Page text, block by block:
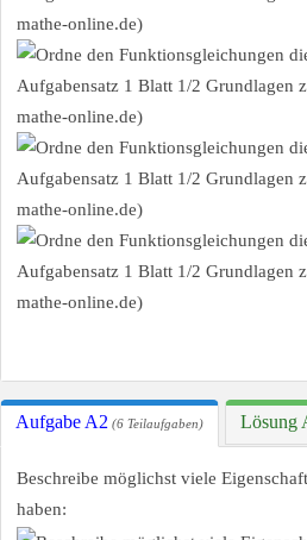
Aufgabe A2 (6 Teilaufgaben) Lösung
Beschreibe möglichst viele
haben: